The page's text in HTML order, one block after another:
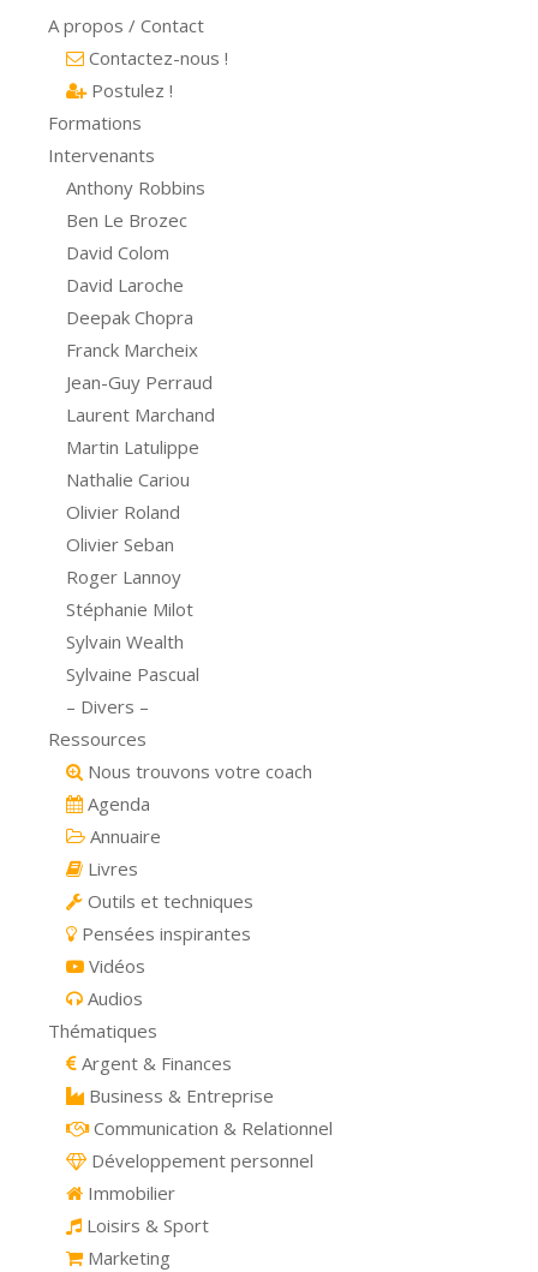
A propos / Contact
Contactez-nous !
Postulez !
Formations
Intervenants
Anthony Robbins
Ben Le Brozec
David Colom
David Laroche
Deepak Chopra
Franck Marcheix
Jean-Guy Perraud
Laurent Marchand
Martin Latulippe
Nathalie Cariou
Olivier Roland
Olivier Seban
Roger Lannoy
Stéphanie Milot
Sylvain Wealth
Sylvaine Pascual
– Divers –
Ressources
Nous trouvons votre coach
Agenda
Annuaire
Livres
Outils et techniques
Pensées inspirantes
Vidéos
Audios
Thématiques
Argent & Finances
Business & Entreprise
Communication & Relationnel
Développement personnel
Immobilier
Loisirs & Sport
Marketing